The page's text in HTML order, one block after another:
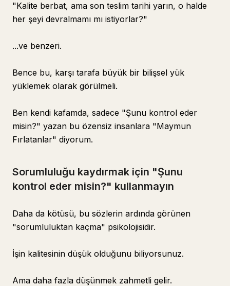
"Kalite berbat, ama son teslim tarihi yarın, o halde
her şeyi devralmamı mı istiyorlar?"
...ve benzeri.
Bence bu, karşı tarafa büyük bir bilişsel yük
yüklemek olarak görülmeli.
Ben kendi kafamda, sadece "Şunu kontrol eder
misin?" yazan bu özensiz insanlara "Maymun
Fırlatanlar" diyorum.
Sorumluluğu kaydırmak için "Şunu
kontrol eder misin?" kullanmayın
Daha da kötüsü, bu sözlerin ardında görünen
"sorumluluktan kaçma" psikolojisidir.
İşin kalitesinin düşük olduğunu biliyorsunuz.
Ama daha fazla düşünmek zahmetli gelir.